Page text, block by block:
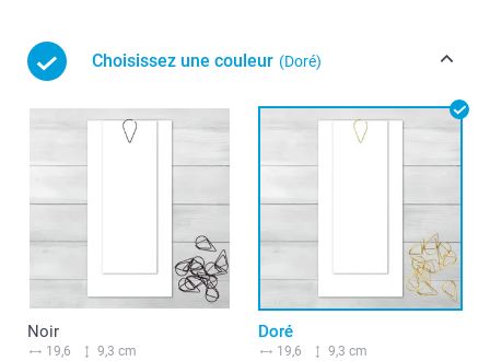
Choisissez une couleur (Doré)
Noir
19,6 9,3 cm
Doré
19,6 9,3 cm